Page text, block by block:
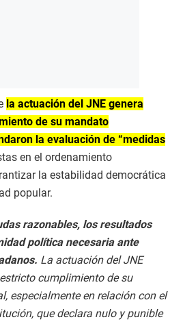
la actuación del JNE genera
de su mandato
la evaluación de “medidas
en el ordenamiento
la estabilidad democrática
popular.
razonables, los resultados
política necesaria ante
La actuación del JNE
cumplimiento de su
especialmente en relación con el
que declara nulo y punible